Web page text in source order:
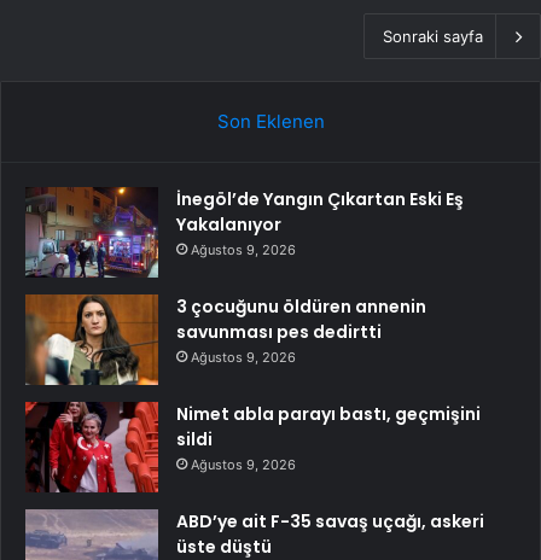
Sonraki sayfa
Son Eklenen
İnegöl’de Yangın Çıkartan Eski Eş
Yakalanıyor
Ağustos 9, 2026
3 çocuğunu öldüren annenin
savunması pes dedirtti
Ağustos 9, 2026
Nimet abla parayı bastı, geçmişini
sildi
Ağustos 9, 2026
ABD’ye ait F-35 savaş uçağı, askeri
üste düştü